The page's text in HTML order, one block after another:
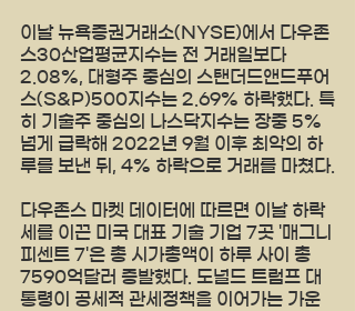
이날 뉴욕증권거래소(NYSE)에서 다우존
스30산업평균지수는 전 거래일보다
2.08%, 대형주 중심의 스탠더드앤드푸어
스(S&P)500지수는 2.69% 하락했다. 특
히 기술주 중심의 나스닥지수는 장중 5%
넘게 급락해 2022년 9월 이후 최악의 하
루를 보낸 뒤, 4% 하락으로 거래를 마쳤다.
다우존스 마켓 데이터에 따르면 이날 하락
세를 이끈 미국 대표 기술 기업 7곳 '매그니
피센트 7'은 총 시가총액이 하루 사이 총
7590억달러 증발했다. 도널드 트럼프 대
통령이 공세적 관세정책을 이어가는 가운